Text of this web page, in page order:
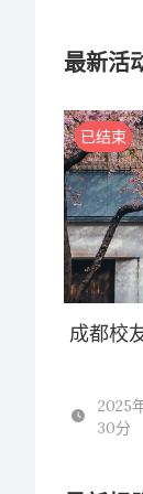
最新活
已结束
成都校
2025
30分